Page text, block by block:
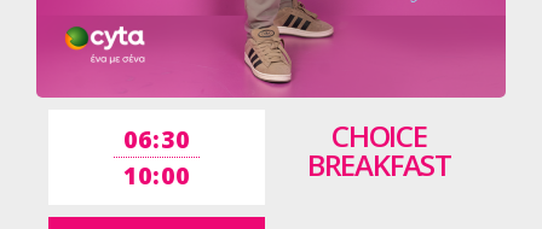
06:30
10:00
CHOICE
BREAKFAST